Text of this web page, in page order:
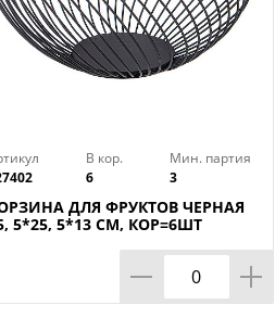
В кор.
6
Мин. партия
3
ДЛЯ ФРУКТОВ ЧЕРНАЯ
5*25, 5*13 СМ, КОР=6ШТ